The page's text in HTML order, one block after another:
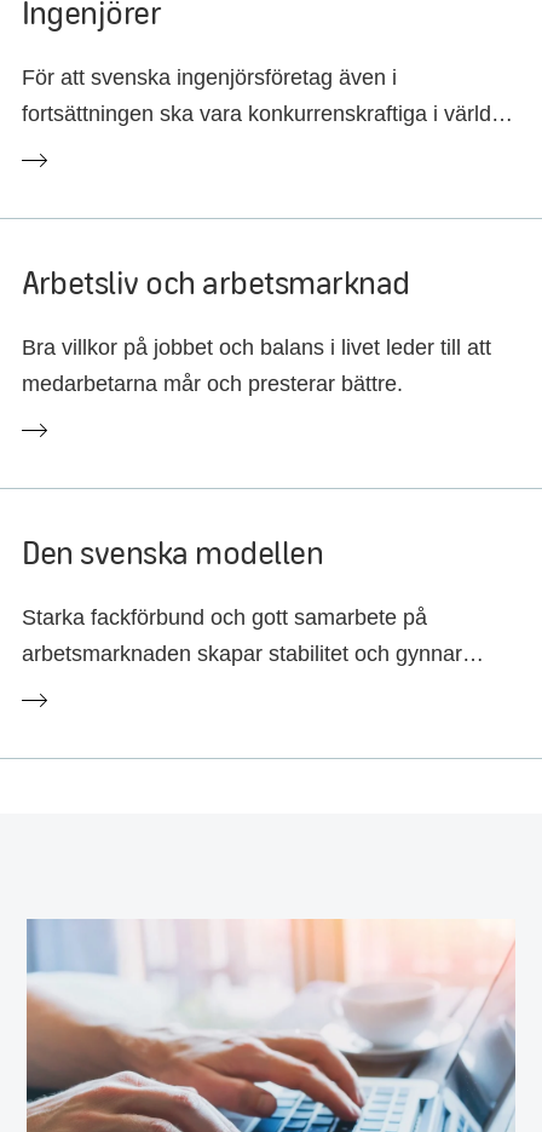
Ingenjörer
För att svenska ingenjörsföretag även i
fortsättningen ska vara konkurrenskraftiga i världen
krävs forskning och utveckling i Sverige.
Arbetsliv och arbetsmarknad
Bra villkor på jobbet och balans i livet leder till att
medarbetarna mår och presterar bättre.
Den svenska modellen
Starka fackförbund och gott samarbete på
arbetsmarknaden skapar stabilitet och gynnar
anställda, företag och samhälle.